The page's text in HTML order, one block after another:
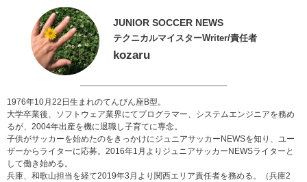
JUNIOR SOCCER NEWS
テクニカルマイスターWriter/責任者
kozaru
1976年10月22日生まれのてんびん座B型。
大学卒業後、ソフトウェア業界にてプログラマー、システムエンジニアを務め
るが、2004年出産を機に退職し子育てに専念。
子供がサッカーを始めたのをきっかけにジュニアサッカーNEWSを知り、ユー
ザーからライターに応募。2016年1月よりジュニアサッカーNEWSライターと
して働き始める。
兵庫、和歌山担当を経て2019年3月より関西エリア責任者を務める。（兵庫2